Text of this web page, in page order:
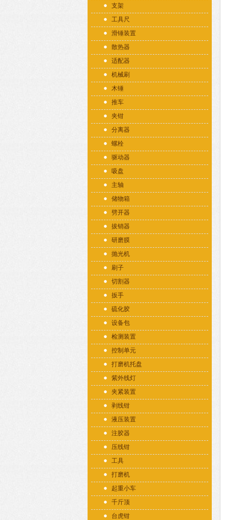
支架
工具尺
滑锤装置
散热器
适配器
机械刷
木锤
推车
夹钳
分离器
螺栓
驱动器
吸盘
主轴
储物箱
劈开器
拔销器
研磨膜
抛光机
刷子
切割器
扳手
硫化胶
设备包
检测装置
控制单元
打磨机托盘
紫外线灯
夹紧装置
剥线钳
液压装置
注胶器
压线钳
工具
打磨机
起重小车
千斤顶
台虎钳